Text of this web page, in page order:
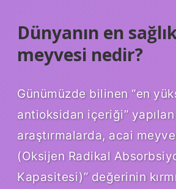
Dünyanın en
meyvesi nedir?
Günümüzde bilinen “en
antioksidan içeriği” yapılan
araştırmalarda, acai
(Oksijen Radikal
Kapasitesi)” değerinin